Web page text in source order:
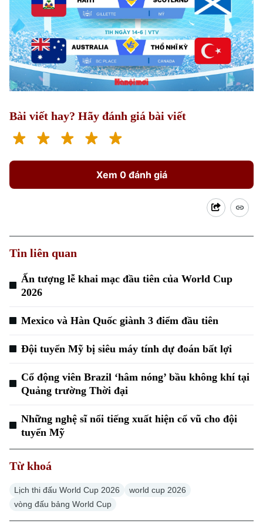
Xu hướng
Bài viết hay? Hãy đánh giá bài viết
Xem 0 đánh giá
Tin liên quan
Ấn tượng lễ khai mạc đầu tiên của World Cup
2026
Mexico và Hàn Quốc giành 3 điểm đầu tiên
Đội tuyển Mỹ bị siêu máy tính dự đoán bất lợi
Cổ động viên Brazil ‘hâm nóng’ bầu không khí tại
Quảng trường Thời đại
Những nghệ sĩ nổi tiếng xuất hiện cổ vũ cho đội
tuyển Mỹ
Từ khoá
Lịch thi đấu World Cup 2026
world cup 2026
vòng đấu bảng World Cup